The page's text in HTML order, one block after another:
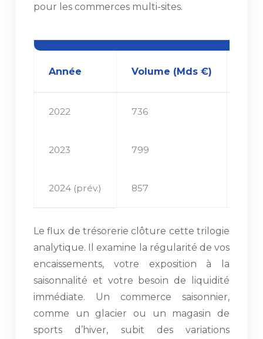
pour les commerces multi-sites.
Année Volume (Mds €)
2022 736
2023 799
2024 (prév.) 857
Le flux de trésorerie clôture cette trilogie
analytique. Il examine la régularité de vos
encaissements, votre exposition à la
saisonnalité et votre besoin de liquidité
immédiate. Un commerce saisonnier,
comme un glacier ou un magasin de
sports d’hiver, subit des variations